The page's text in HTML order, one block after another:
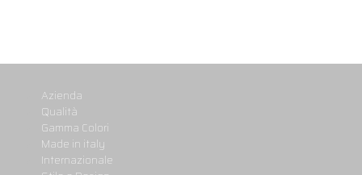
Azienda
Qualità
Gamma Colori
Made in italy
Internazionale